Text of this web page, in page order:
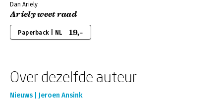
Dan Ariely
Ariely weet raad
Paperback | NL 19,-
Over dezelfde auteur
Nieuws | Jeroen Ansink